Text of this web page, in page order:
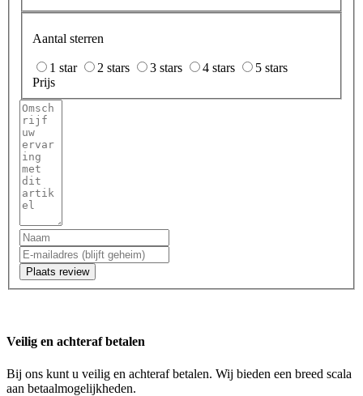
Aantal sterren
1 star 2 stars 3 stars 4 stars
5 stars
Prijs
Plaats review
Veilig en achteraf betalen
Bij ons kunt u veilig en achteraf betalen. Wij bieden een breed scala
aan betaalmogelijkheden.